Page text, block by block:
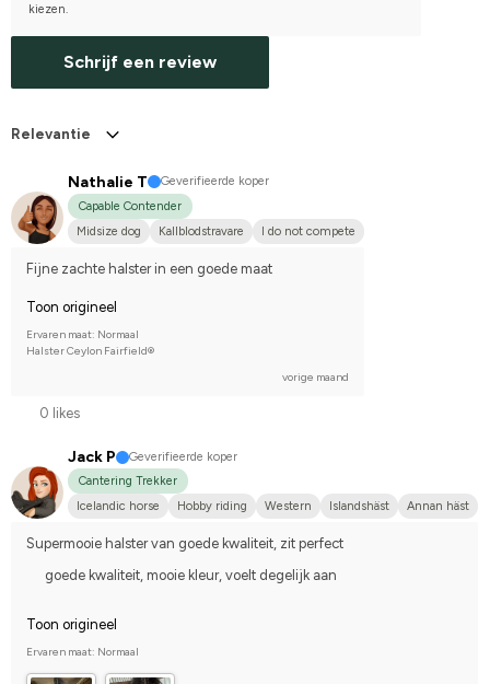
kiezen.
Schrijf een review
Relevantie
Nathalie T
Geverifieerde koper
Capable Contender
Midsize dog
Kallblodstravare I do not compete
Fijne zachte halster in een goede maat
Toon origineel
Ervaren maat: Normaal
Halster Ceylon Fairfield®
vorige maand
0 likes
Jack P
Geverifieerde koper
Cantering Trekker
Icelandic horse
Hobby riding Western Islandshäst Annan häst
Supermooie halster van goede kwaliteit, zit perfect
goede kwaliteit, mooie kleur, voelt degelijk aan
Toon origineel
Ervaren maat: Normaal